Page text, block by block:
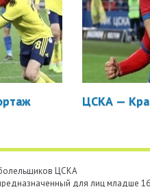
ЦСКА —
ЦСКА
для лиц младше